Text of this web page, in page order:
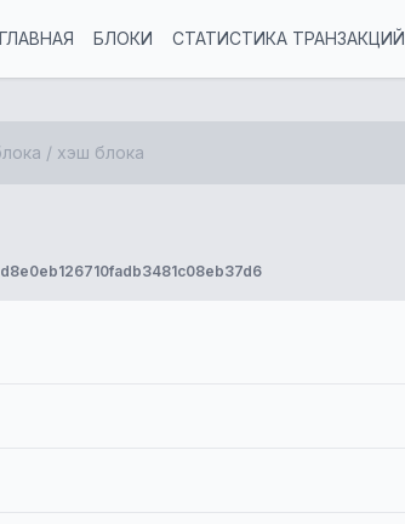
ГЛАВНАЯ БЛОКИ СТАТИСТИКА ТРАНЗАКЦИЙ